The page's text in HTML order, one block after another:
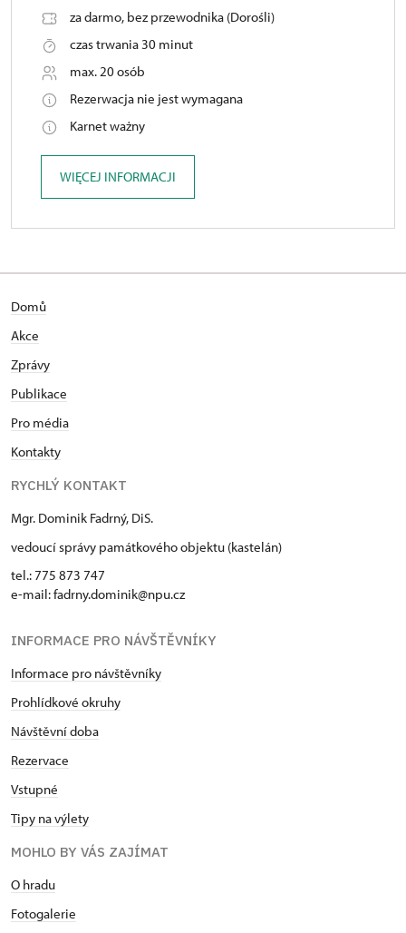
za darmo, bez przewodnika (Dorośli)
czas trwania 30 minut
max. 20 osób
Rezerwacja nie jest wymagana
Karnet ważny
WIĘCEJ INFORMACJI
Domů
Akce
Zprávy
Publikace
Pro média
Kontakty
RYCHLÝ KONTAKT
Mgr. Dominik Fadrný, DiS.
vedoucí správy památkového objektu (kastelán)
tel.: 775 873 747
e-mail: fadrny.dominik@npu.cz
INFORMACE PRO NÁVŠTĚVNÍKY
Informace pro návštěvníky
Prohlídkové okruhy
Návštěvní doba
Rezervace
Vstupné
Tipy na výlety
MOHLO BY VÁS ZAJÍMAT
O hradu
Fotogalerie